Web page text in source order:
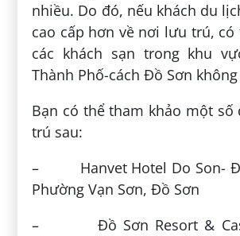
nhiều. Do đó, nếu khách du
cao cấp hơn về nơi lưu trú,
các khách sạn trong khu
Thành Phố-cách Đồ Sơn
Bạn có thể tham khảo một
trú sau:
– Hanvet Hotel Do Son-
Phường Vạn Sơn, Đồ Sơn
– Đồ Sơn Resort &